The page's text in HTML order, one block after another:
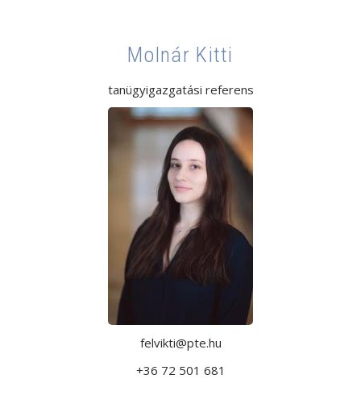
Molnár Kitti
tanügyigazgatási referens
felvikti@pte.hu
+36 72 501 681